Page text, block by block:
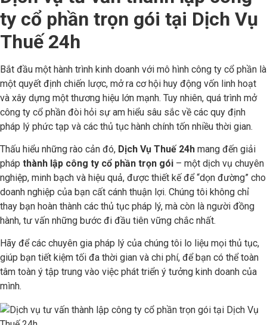
ty cổ phần trọn gói tại Dịch Vụ
Thuế 24h
Bắt đầu một hành trình kinh doanh với mô hình công ty cổ phần là
một quyết định chiến lược, mở ra cơ hội huy động vốn linh hoạt
và xây dựng một thương hiệu lớn mạnh. Tuy nhiên, quá trình mở
công ty cổ phần đòi hỏi sự am hiểu sâu sắc về các quy định
pháp lý phức tạp và các thủ tục hành chính tốn nhiều thời gian.
Thấu hiểu những rào cản đó, Dịch Vụ Thuế 24h mang đến giải
pháp thành lập công ty cổ phần trọn gói – một dịch vụ chuyên
nghiệp, minh bạch và hiệu quả, được thiết kế để “dọn đường” cho
doanh nghiệp của bạn cất cánh thuận lợi. Chúng tôi không chỉ
thay bạn hoàn thành các thủ tục pháp lý, mà còn là người đồng
hành, tư vấn những bước đi đầu tiên vững chắc nhất.
Hãy để các chuyên gia pháp lý của chúng tôi lo liệu mọi thủ tục,
giúp bạn tiết kiệm tối đa thời gian và chi phí, để bạn có thể toàn
tâm toàn ý tập trung vào việc phát triển ý tưởng kinh doanh của
mình.